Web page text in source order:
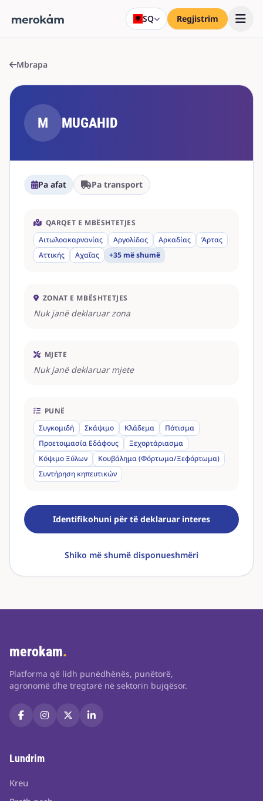
SQ Regjistrim
Mbrapa
M MUGAHID
Pa afat Pa transport
QARQET E MBËSHTETJES
Αιτωλοακαρνανίας
Αργολίδας Αρκαδίας
Άρτας
Αττικής
Αχαΐας +35 më shumë
ZONAT E MBËSHTETJES
Nuk janë deklaruar zona
MJETE
Nuk janë deklaruar mjete
PUNË
Συγκομιδή
Σκάψιμο Κλάδεμα
Πότισμα
Προετοιμασία Εδάφους
Ξεχορτάριασμα
Κόψιμο Ξύλων
Κουβάλημα (Φόρτωμα/Ξεφόρτωμα)
Συντήρηση κηπευτικών
Identifikohuni për të deklaruar interes
Shiko më shumë disponueshmëri
merokam.
Platforma që lidh punëdhënës, punëtorë,
agronomë dhe tregtarë në sektorin bujqësor.
Lundrim
Kreu